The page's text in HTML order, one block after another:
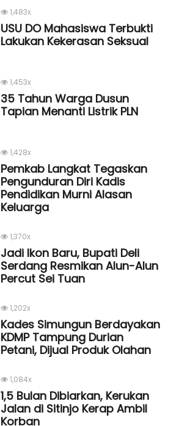
1,483x
USU DO Mahasiswa Terbukti
Lakukan Kekerasan Seksual
1,453x
35 Tahun Warga Dusun
Tapian Menanti Listrik PLN
1,428x
Pemkab Langkat Tegaskan
Pengunduran Diri Kadis
Pendidikan Murni Alasan
Keluarga
1,370x
Jadi Ikon Baru, Bupati Deli
Serdang Resmikan Alun-Alun
Percut Sei Tuan
1,202x
Kades Simungun Berdayakan
KDMP Tampung Durian
Petani, Dijual Produk Olahan
1,084x
1,5 Bulan Dibiarkan, Kerukan
Jalan di Sitinjo Kerap Ambil
Korban